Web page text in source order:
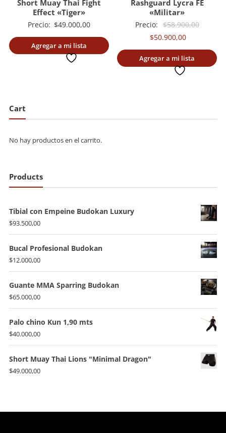
Short Muay Thai Fight
Effect «Tiger»
Precio: $49.000,00
Agregar a mi lista
Rashguard Lycra FE
«Militar»
Precio: $58.900,00El
original
$50.900,00El
precio
actual
Agregar a mi lista
Cart
No hay productos en el carrito.
Products
Tibial con Empeine Budokan Luxury
$93.500,00
Bucal Profesional Budokan
$12.000,00
Guante MMA Sparring Budokan
$65.000,00
Palo chino Kun 1,90 mts
$40.000,00
Short Muay Thai Lions "Minimal Dragon"
$49.000,00